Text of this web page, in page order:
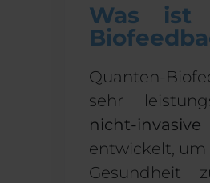
Was ist
Quanten-
sehr
nicht-
entwickelt,
Gesundheit